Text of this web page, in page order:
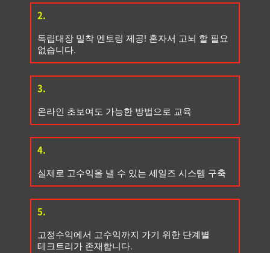
2.
독립대장 밀착 멘토링 제공! 혼자서 고뇌 할 필요
없습니다.
3.
온라인 초보여도 가능한 방법으로 교육
4.
실제로 고수익을 낼 수 있는 세일즈 시스템 구축
5.
고정수익에서 고수익까지 가기 위한 단계별
테크트리가 존재합니다.